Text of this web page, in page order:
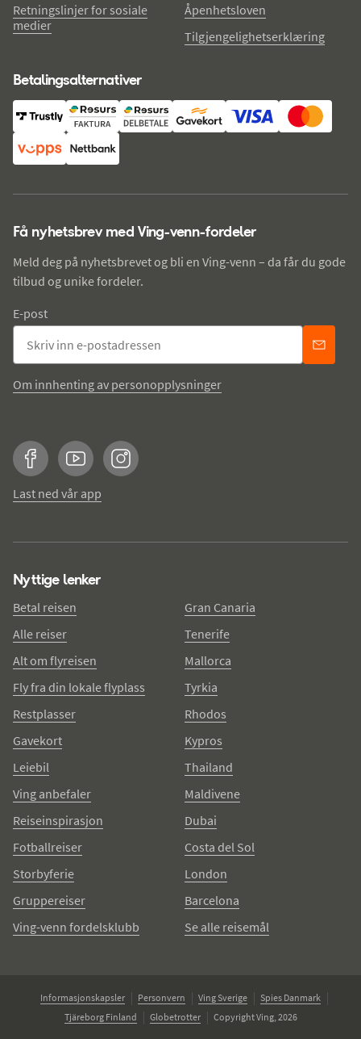
Retningslinjer for sosiale
medier
Åpenhetsloven
Tilgjengelighetserklæring
Betalingsalternativer
Få nyhetsbrev med Ving-venn-fordeler
Meld deg på nyhetsbrevet og bli en Ving-venn – da får du gode
tilbud og unike fordeler.
E-post
Om innhenting av personopplysninger
FacebookYouTubeInstagram
Last ned vår app
Nyttige lenker
Betal reisen
Alle reiser
Alt om flyreisen
Fly fra din lokale flyplass
Restplasser
Gavekort
Leiebil
Ving anbefaler
Reiseinspirasjon
Fotballreiser
Storbyferie
Gruppereiser
Ving-venn fordelsklubb
Gran Canaria
Tenerife
Mallorca
Tyrkia
Rhodos
Kypros
Thailand
Maldivene
Dubai
Costa del Sol
London
Barcelona
Se alle reisemål
Informasjonskapsler Personvern Ving Sverige
Spies Danmark
Tjäreborg Finland
Globetrotter Copyright Ving, 2026